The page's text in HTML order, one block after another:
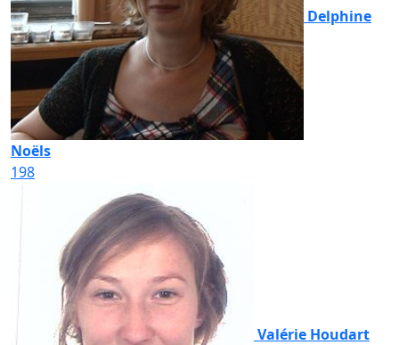
Delphine
Noëls
198
Valérie Houdart